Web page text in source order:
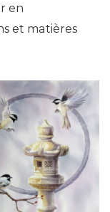
en
et matières